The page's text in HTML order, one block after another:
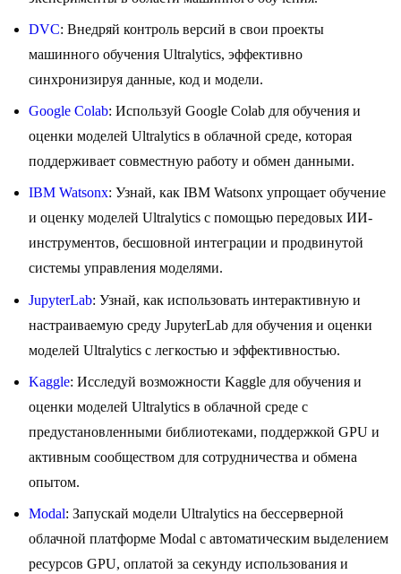
DVC: Внедряй контроль версий в свои проекты
машинного обучения Ultralytics, эффективно
синхронизируя данные, код и модели.
Google Colab: Используй Google Colab для обучения и
оценки моделей Ultralytics в облачной среде, которая
поддерживает совместную работу и обмен данными.
IBM Watsonx: Узнай, как IBM Watsonx упрощает обучение
и оценку моделей Ultralytics с помощью передовых ИИ-
инструментов, бесшовной интеграции и продвинутой
системы управления моделями.
JupyterLab: Узнай, как использовать интерактивную и
настраиваемую среду JupyterLab для обучения и оценки
моделей Ultralytics с легкостью и эффективностью.
Kaggle: Исследуй возможности Kaggle для обучения и
оценки моделей Ultralytics в облачной среде с
предустановленными библиотеками, поддержкой GPU и
активным сообществом для сотрудничества и обмена
опытом.
Modal: Запускай модели Ultralytics на бессерверной
облачной платформе Modal с автоматическим выделением
ресурсов GPU, оплатой за секунду использования и